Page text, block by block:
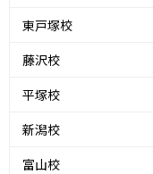
東戸塚校
藤沢校
平塚校
新潟校
富山校